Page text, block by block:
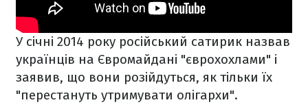
У січні 2014 року російський сатирик назвав
українців на Євромайдані "єврохохлами" і
заявив, що вони розійдуться, як тільки їх
"перестануть утримувати олігархи".